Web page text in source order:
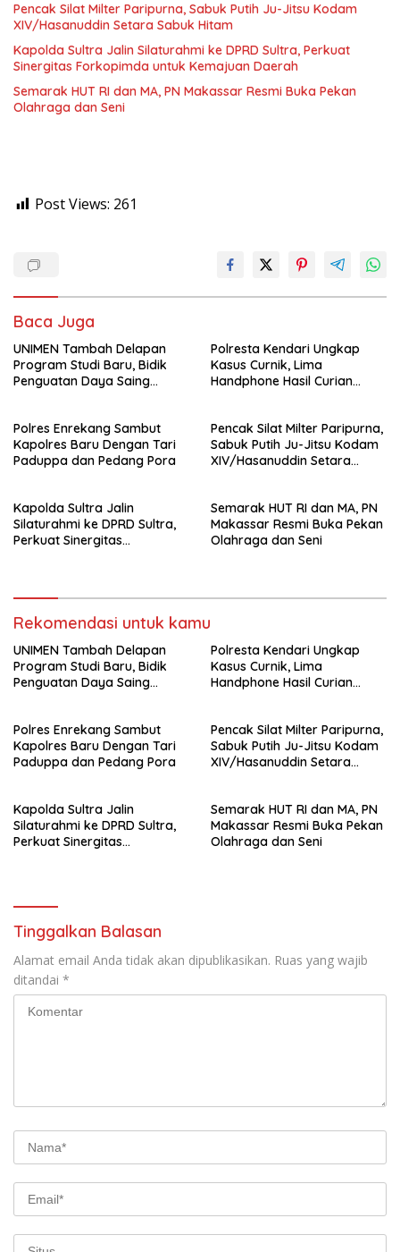
Pencak Silat Milter Paripurna, Sabuk Putih Ju-Jitsu Kodam
XIV/Hasanuddin Setara Sabuk Hitam
Kapolda Sultra Jalin Silaturahmi ke DPRD Sultra, Perkuat
Sinergitas Forkopimda untuk Kemajuan Daerah
Semarak HUT RI dan MA, PN Makassar Resmi Buka Pekan
Olahraga dan Seni
Post Views: 261
Baca Juga
UNIMEN Tambah Delapan
Program Studi Baru, Bidik
Penguatan Daya Saing
Polresta Kendari Ungkap
Kasus Curnik, Lima
Handphone Hasil Curian
Polres Enrekang Sambut
Kapolres Baru Dengan Tari
Paduppa dan Pedang Pora
Pencak Silat Milter Paripurna,
Sabuk Putih Ju-Jitsu Kodam
XIV/Hasanuddin Setara
Kapolda Sultra Jalin
Silaturahmi ke DPRD Sultra,
Perkuat Sinergitas
Semarak HUT RI dan MA, PN
Makassar Resmi Buka Pekan
Olahraga dan Seni
Rekomendasi untuk kamu
UNIMEN Tambah Delapan
Program Studi Baru, Bidik
Penguatan Daya Saing
Polresta Kendari Ungkap
Kasus Curnik, Lima
Handphone Hasil Curian
Polres Enrekang Sambut
Kapolres Baru Dengan Tari
Paduppa dan Pedang Pora
Pencak Silat Milter Paripurna,
Sabuk Putih Ju-Jitsu Kodam
XIV/Hasanuddin Setara
Kapolda Sultra Jalin
Silaturahmi ke DPRD Sultra,
Perkuat Sinergitas
Semarak HUT RI dan MA, PN
Makassar Resmi Buka Pekan
Olahraga dan Seni
Tinggalkan Balasan
Alamat email Anda tidak akan dipublikasikan. Ruas yang wajib
ditandai *